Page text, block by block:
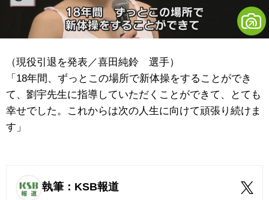
（現役引退を発表／喜田純鈴 選手）
「18年間、ずっとこの場所で新体操をすることができ
て、劉宇先生に指導していただくことができて、とても
幸せでした。これからは次の人生に向けて頑張り続けま
す」
執筆：KSB報道